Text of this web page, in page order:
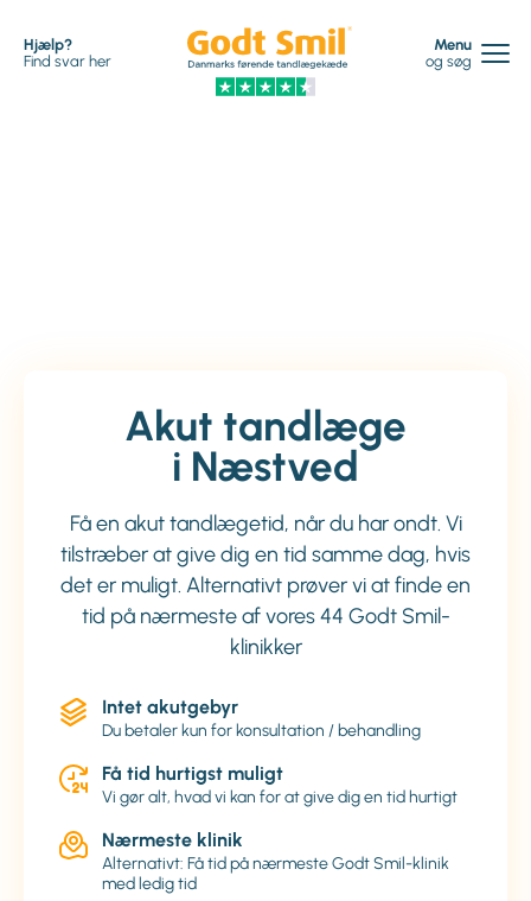
Hjælp?
Find svar her
Menu
og søg
Akut tandlæge
i Næstved
Få en akut tandlægetid, når du har ondt. Vi
tilstræber at give dig en tid samme dag, hvis
det er muligt. Alternativt prøver vi at finde en
tid på nærmeste af vores 44 Godt Smil-
klinikker
Intet akutgebyr
Du betaler kun for konsultation / behandling
Få tid hurtigst muligt
Vi gør alt, hvad vi kan for at give dig en tid hurtigt
Nærmeste klinik
Alternativt: Få tid på nærmeste Godt Smil-klinik
med ledig tid